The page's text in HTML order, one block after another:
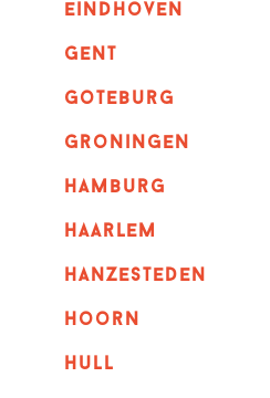
eindhoven
GENT
goteburg
groningen
hamburg
haarlem
hanzesteden
hoorn
hull